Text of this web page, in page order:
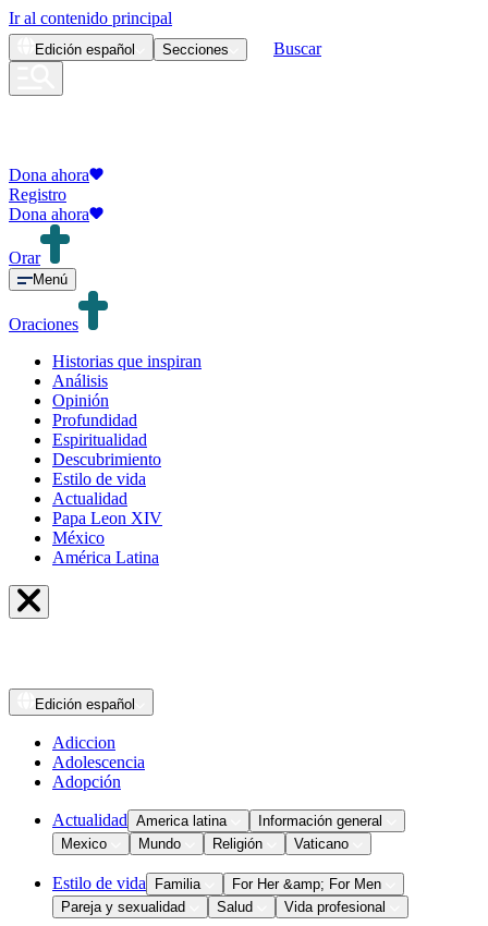
Ir al contenido principal
Edición español Secciones Buscar
Dona ahora
Registro
Dona ahora
Orar
Menú
Oraciones
Historias que inspiran
Análisis
Opinión
Profundidad
Espiritualidad
Descubrimiento
Estilo de vida
Actualidad
Papa Leon XIV
México
América Latina
Edición español
Adiccion
Adolescencia
Adopción
Actualidad America latina
Información general
Mexico
Mundo Religión Vaticano
Estilo de vida Familia
For Her &amp; For Men
Pareja y sexualidad
Salud Vida profesional